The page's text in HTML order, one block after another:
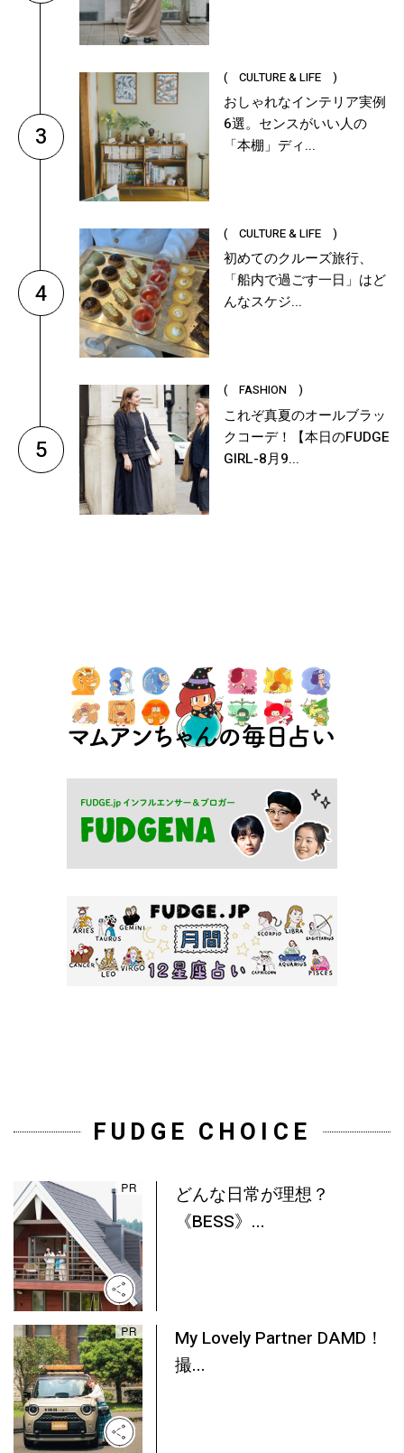
3
( CULTURE & LIFE )
おしゃれなインテリア実例
6選。センスがいい人の
「本棚」ディ...
4
( CULTURE & LIFE )
初めてのクルーズ旅行、
「船内で過ごす一日」はど
んなスケジ...
5
( FASHION )
これぞ真夏のオールブラッ
クコーデ！【本日のFUDGE
GIRL-8月9...
FUDGE CHOICE
どんな日常が理想？
《BESS》...
My Lovely Partner DAMD！
撮...